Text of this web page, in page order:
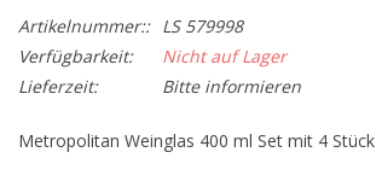
Artikelnummer:: LS 579998
Verfügbarkeit:
Nicht auf Lager
Lieferzeit:
Bitte informieren
Metropolitan Weinglas 400 ml Set mit 4 Stück